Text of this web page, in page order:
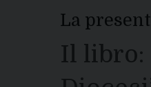
La
Il libro: